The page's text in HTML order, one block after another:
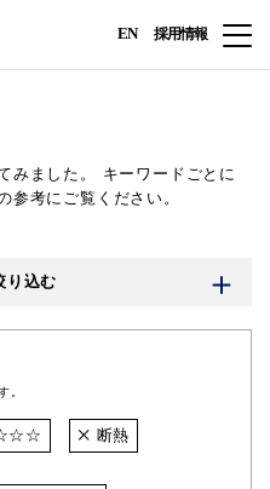
EN 採用情報
みました。
キーワードごとに
参考にご覧ください。
り込む
。
断熱